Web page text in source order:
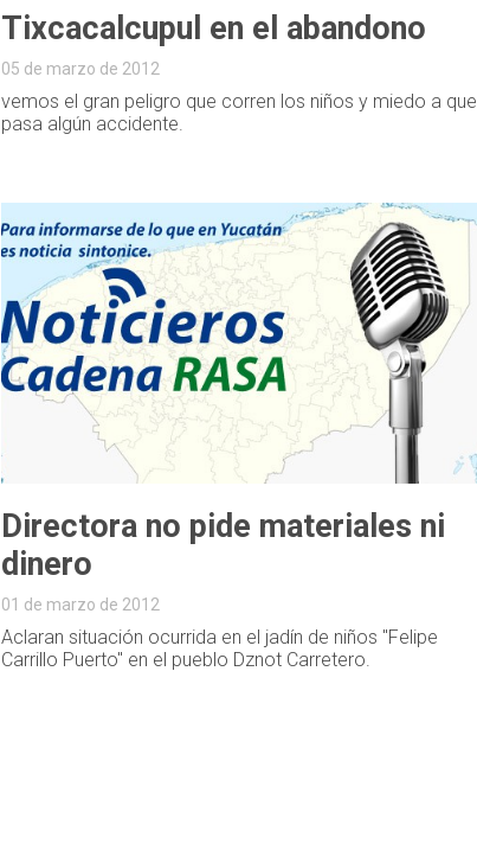
Tixcacalcupul en el abandono
05 de marzo de 2012
vemos el gran peligro que corren los niños y miedo a que
pasa algún accidente.
Directora no pide materiales ni
dinero
01 de marzo de 2012
Aclaran situación ocurrida en el jadín de niños "Felipe
Carrillo Puerto" en el pueblo Dznot Carretero.